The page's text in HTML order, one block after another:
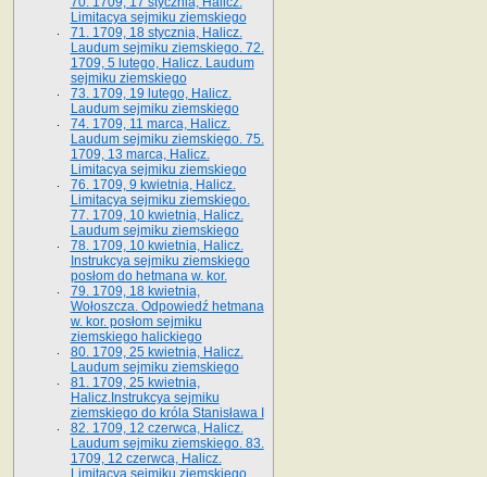
Limitacya sejmiku ziemskiego
71. 1709, 18 stycznia, Halicz.
Laudum sejmiku ziemskiego. 72.
1709, 5 lutego, Halicz. Laudum
sejmiku ziemskiego
73. 1709, 19 lutego, Halicz.
Laudum sejmiku ziemskiego
74. 1709, 11 marca, Halicz.
Laudum sejmiku ziemskiego. 75.
1709, 13 marca, Halicz.
Limitacya sejmiku ziemskiego
76. 1709, 9 kwietnia, Halicz.
Limitacya sejmiku ziemskiego.
77. 1709, 10 kwietnia, Halicz.
Laudum sejmiku ziemskiego
78. 1709, 10 kwietnia, Halicz.
Instrukcya sejmiku ziemskiego
posłom do hetmana w. kor.
79. 1709, 18 kwietnia,
Wołoszcza. Odpowiedź hetmana
w. kor. posłom sejmiku
ziemskiego halickiego
80. 1709, 25 kwietnia, Halicz.
Laudum sejmiku ziemskiego
81. 1709, 25 kwietnia,
Halicz.Instrukcya sejmiku
ziemskiego do króla Stanisława I
82. 1709, 12 czerwca, Halicz.
Laudum sejmiku ziemskiego. 83.
1709, 12 czerwca, Halicz.
Limitacya sejmiku ziemskiego